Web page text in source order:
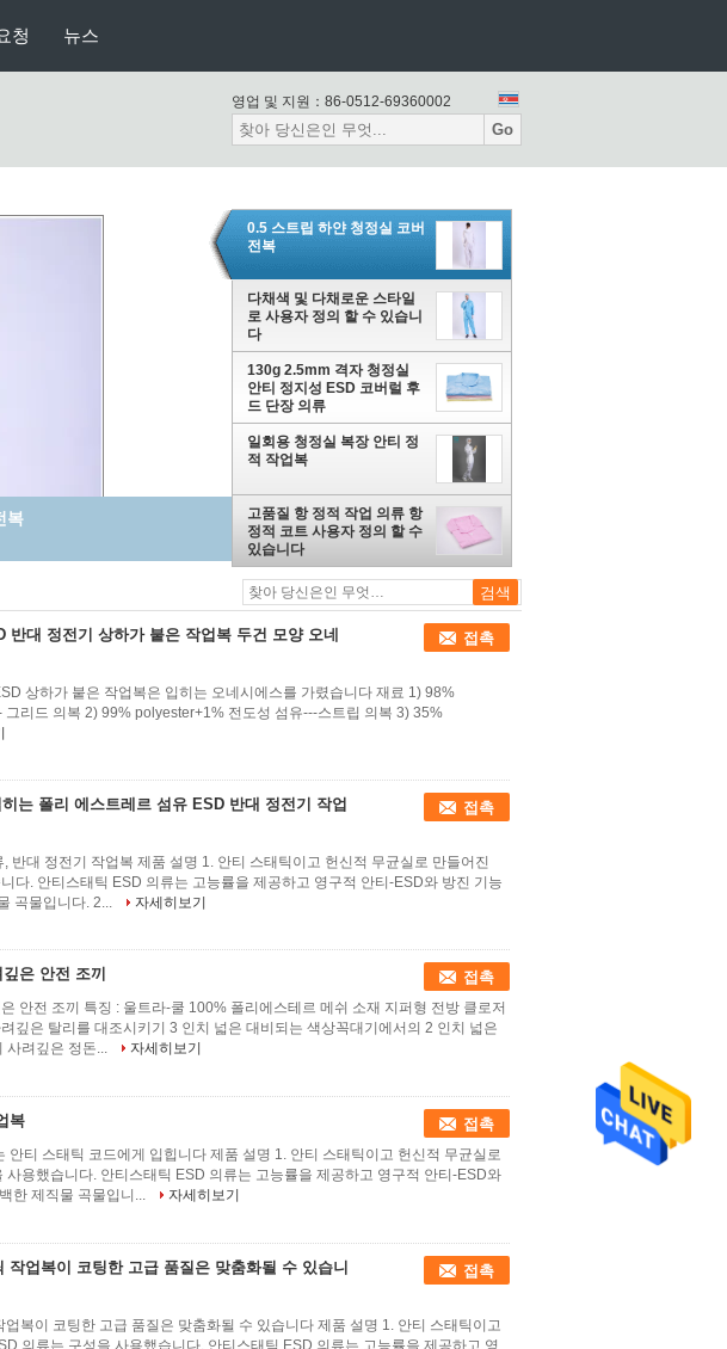
청 뉴스
영업 및 지원： 86-0512-69360002
Go
수 있습니다
0.5 스트립 하얀 청정실 코버
전복
다채색 및 다채로운 스타일
로 사용자 정의 할 수 있습니
다
130g 2.5mm 격자 청정실
안티 정지성 ESD 코버럴 후
드 단장 의류
일회용 청정실 복장 안티 정
적 작업복
고품질 항 정적 작업 의류 항
정적 코트 사용자 정의 할 수
있습니다
반대 정전기 상하가 붙은 작업복 두건 모양 오네
접촉
상하가 붙은 작업복은 입히는 오네시에스를 가렸습니다 재료 1) 98%
리드 의복 2) 99% polyester+1% 전도성 섬유---스트립 의복 3) 35%
는 폴리 에스트레르 섬유 ESD 반대 정전기 작업
접촉
반대 정전기 작업복 제품 설명 1. 안티 스태틱이고 헌신적 무균실로 만들어진
다. 안티스태틱 ESD 의류는 고능률을 제공하고 영구적 안티-ESD와 방진 기능
곡물입니다. 2...
자세히보기
은 안전 조끼 접촉
안전 조끼 특징 : 울트라-쿨 100% 폴리에스테르 메쉬 소재 지퍼형 전방 클로저
깊은 탈리를 대조시키기 3 인치 넓은 대비되는 색상꼭대기에서의 2 인치 넓은
사려깊은 정돈...
자세히보기
복 접촉
안티 스태틱 코드에게 입힙니다 제품 설명 1. 안티 스태틱이고 헌신적 무균실로
사용했습니다. 안티스태틱 ESD 의류는 고능률을 제공하고 영구적 안티-ESD와
한 제직물 곡물입니...
자세히보기
작업복이 코팅한 고급 품질은 맞춤화될 수 있습니
접촉
복이 코팅한 고급 품질은 맞춤화될 수 있습니다 제품 설명 1. 안티 스태틱이고
의류는 구성을 사용했습니다. 안티스태틱 ESD 의류는 고능률을 제공하고 영